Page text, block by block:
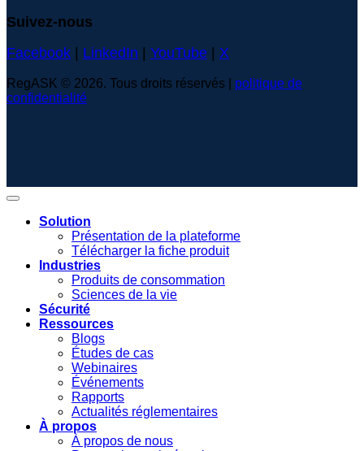
Suivez-nous
Facebook
LinkedIn YouTube X
RegASK © 2026. Tous droits réservés | politique de
confidentialité
Solution
Présentation de la plateforme
Télécharger la fiche produit
Industries
Produits de consommation
Sciences de la vie
Sécurité
Ressources
Blogs
Études de cas
Webinaires
Événements
Rapports
Actualités réglementaires
À propos
À propos de nous